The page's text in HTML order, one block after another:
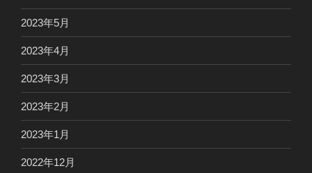
2023年5月
2023年4月
2023年3月
2023年2月
2023年1月
2022年12月